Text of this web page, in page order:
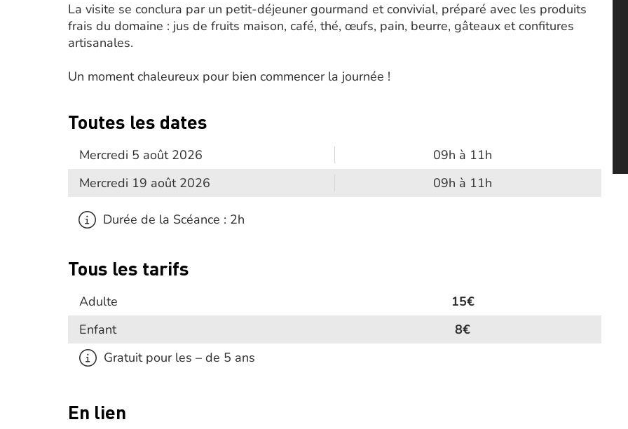
La visite se conclura par un petit-déjeuner gourmand et convivial, préparé avec les produits
frais du domaine : jus de fruits maison, café, thé, œufs, pain, beurre, gâteaux et confitures
artisanales.
Un moment chaleureux pour bien commencer la journée !
Toutes les dates
Mercredi 5 août 2026
09h à 11h
Mercredi 19 août 2026
09h à 11h
Durée de la Scéance : 2h
Tous les tarifs
Adulte
15€
Enfant
8€
Gratuit pour les – de 5 ans
En lien